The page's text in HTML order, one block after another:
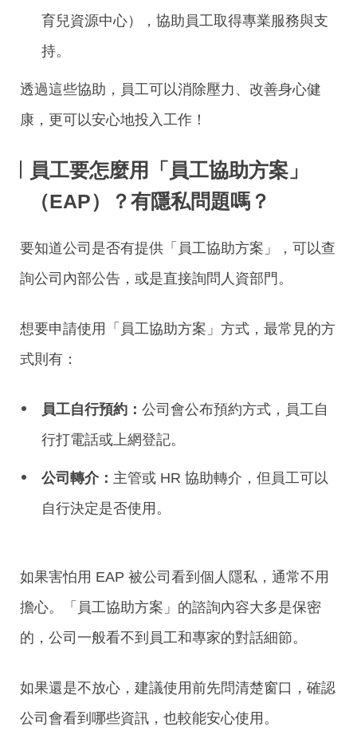
育兒資源中心），協助員工取得專業服務與支
持。
透過這些協助，員工可以消除壓力、改善身心健
康，更可以安心地投入工作！
員工要怎麼用「員工協助方案」
（EAP）
？有隱私問題嗎？
要知道公司是否有提供「員工協助方案」，可以查
詢公司內部公告，或是直接詢問人資部門。
想要申請使用「員工協助方案」方式，最常見的方
式則有：
員工自行預約： 公司會公布預約方式，員工自
行打電話或上網登記。
公司轉介： 主管或 HR 協助轉介，但員工可以
自行決定是否使用。
如果害怕用 EAP 被公司看到個人隱私，通常不用
擔心。「員工協助方案」的諮詢內容大多是保密
的，公司一般看不到員工和專家的對話細節。
如果還是不放心，建議使用前先問清楚窗口，確認
公司會看到哪些資訊，也較能安心使用。